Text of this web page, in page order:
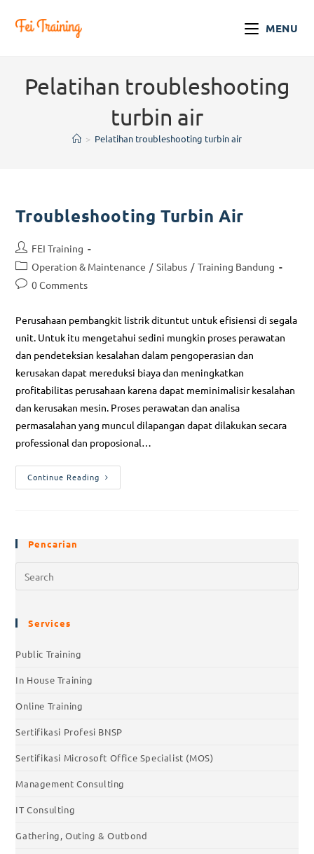
MENU
Pelatihan troubleshooting
turbin air
> Pelatihan troubleshooting turbin air
Troubleshooting Turbin Air
FEI Training
Operation & Maintenance / Silabus / Training Bandung
0 Comments
Perusahaan pembangkit listrik dituntut untuk efisiensi di segala
unit. Untuk itu mengetahui sedini mungkin proses perawatan
dan pendeteksian kesalahan dalam pengoperasian dan
kerusakan dapat mereduksi biaya dan meningkatkan
profitabilitas perusahaan karena dapat meminimalisir kesalahan
dan kerusakan mesin. Proses perawatan dan analisa
permasalahan yang muncul dilapangan dapat dilakukan secara
professional dan proposional…
Continue Reading
Pencarian
Services
Public Training
In House Training
Online Training
Sertifikasi Profesi BNSP
Sertifikasi Microsoft Office Specialist (MOS)
Management Consulting
IT Consulting
Gathering, Outing & Outbond